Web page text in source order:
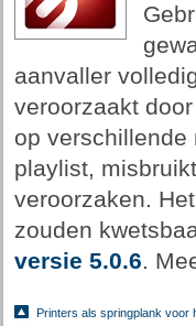
aanvaller
veroorzaakt
op verschillende
playlist,
veroorzaken.
zouden
versie 5.0.6.
Printers als springplank voor